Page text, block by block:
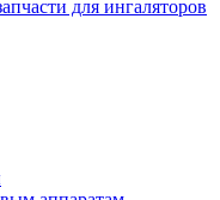
для ингаляторов